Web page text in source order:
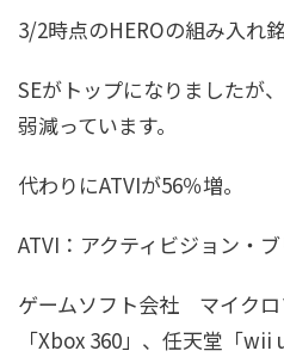
3/2時点のHEROの組み入れ銘
SEがトップになりましたが
弱減っています。
代わりにATVIが56％増。
ATVI：アクティビジョン・
ゲームソフト会社 マイク
「Xbox 360」、任天堂「